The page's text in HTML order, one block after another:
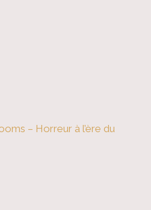
– Horreur à l’ère du